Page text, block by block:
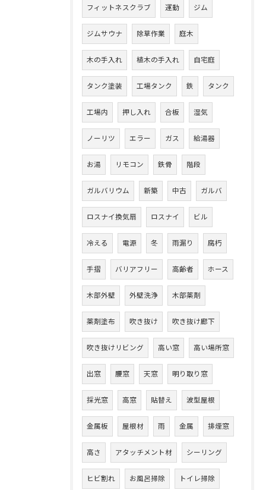
フィットネスクラブ 運動 ジム
ジムサウナ 除草作業 庭木
木の手入れ 植木の手入れ 自宅庭
タンク塗装 工場タンク 鉄 タンク
工場内 押し入れ 合板 湿気
ノーリツ エラー ガス 給湯器
お湯 リモコン 鉄骨 階段
ガルバリウム 新築 中古 ガルバ
ロスナイ換気扇 ロスナイ ビル
冷える 電源 冬 雨漏り 腐朽
手摺 バリアフリー 高齢者 ホース
木部外壁 外壁洗浄 木部薬剤
薬剤塗布 吹き抜け 吹き抜け廊下
吹き抜けリビング 高い窓 高い場所窓
出窓 腰窓 天窓 明り取り窓
採光窓 高窓 貼替え 波型屋根
金属板 屋根材 雨 金属 排煙窓
高さ アタッチメント材 シーリング
ヒビ割れ お風呂掃除 トイレ掃除